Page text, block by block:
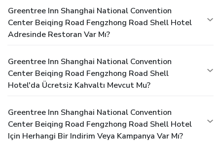
Greentree Inn Shanghai National Convention
Center Beiqing Road Fengzhong Road Shell Hotel
Adresinde Restoran Var Mı?
Greentree Inn Shanghai National Convention
Center Beiqing Road Fengzhong Road Shell
Hotel'da Ücretsiz Kahvaltı Mevcut Mu?
Greentree Inn Shanghai National Convention
Center Beiqing Road Fengzhong Road Shell Hotel
Için Herhangi Bir Indirim Veya Kampanya Var Mı?